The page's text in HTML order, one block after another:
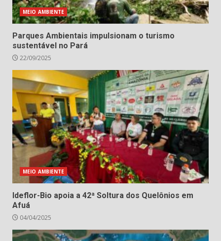
MEIO AMBIENTE
Parques Ambientais impulsionam o turismo
sustentável no Pará
22/09/2025
MEIO AMBIENTE
Ideflor-Bio apoia a 42ª Soltura dos Quelônios em
Afuá
04/04/2025